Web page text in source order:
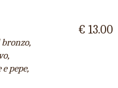
pepe,
€ 13.00